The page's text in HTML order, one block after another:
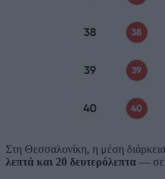
Στη Θεσσαλονίκη, η μέση
λεπτά και 20 δευτερόλεπτα — σε